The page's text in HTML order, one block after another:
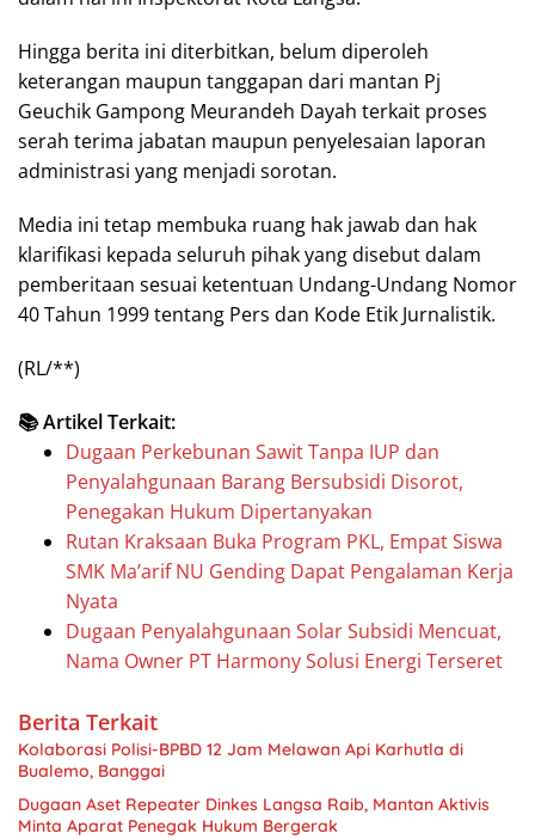
Hingga berita ini diterbitkan, belum diperoleh
keterangan maupun tanggapan dari mantan Pj
Geuchik Gampong Meurandeh Dayah terkait proses
serah terima jabatan maupun penyelesaian laporan
administrasi yang menjadi sorotan.
Media ini tetap membuka ruang hak jawab dan hak
klarifikasi kepada seluruh pihak yang disebut dalam
pemberitaan sesuai ketentuan Undang-Undang Nomor
40 Tahun 1999 tentang Pers dan Kode Etik Jurnalistik.
(RL/**)
📚 Artikel Terkait:
Dugaan Perkebunan Sawit Tanpa IUP dan
Penyalahgunaan Barang Bersubsidi Disorot,
Penegakan Hukum Dipertanyakan
Rutan Kraksaan Buka Program PKL, Empat Siswa
SMK Ma’arif NU Gending Dapat Pengalaman Kerja
Nyata
Dugaan Penyalahgunaan Solar Subsidi Mencuat,
Nama Owner PT Harmony Solusi Energi Terseret
Berita Terkait
Kolaborasi Polisi-BPBD 12 Jam Melawan Api Karhutla di
Bualemo, Banggai
Dugaan Aset Repeater Dinkes Langsa Raib, Mantan Aktivis
Minta Aparat Penegak Hukum Bergerak